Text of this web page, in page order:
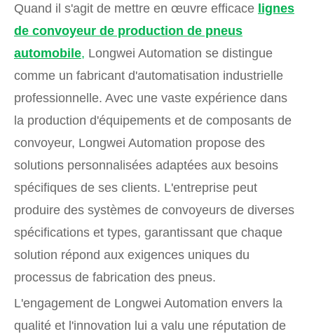
Quand il s'agit de mettre en œuvre efficace lignes
de convoyeur de production de pneus
automobile, Longwei Automation se distingue
comme un fabricant d'automatisation industrielle
professionnelle. Avec une vaste expérience dans
la production d'équipements et de composants de
convoyeur, Longwei Automation propose des
solutions personnalisées adaptées aux besoins
spécifiques de ses clients. L'entreprise peut
produire des systèmes de convoyeurs de diverses
spécifications et types, garantissant que chaque
solution répond aux exigences uniques du
processus de fabrication des pneus.
L'engagement de Longwei Automation envers la
qualité et l'innovation lui a valu une réputation de